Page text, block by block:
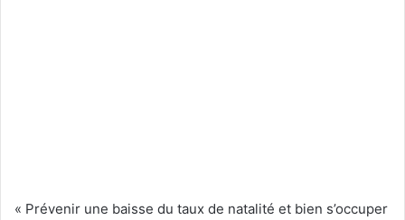
« Prévenir une baisse du taux de natalité et bien s’occuper